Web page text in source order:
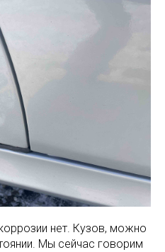
нет. Кузов, можно
Мы сейчас говорим